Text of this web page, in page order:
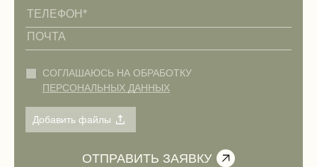
СОГЛАШАЮСЬ НА ОБРАБОТКУ
ПЕРСОНАЛЬНЫХ ДАННЫХ